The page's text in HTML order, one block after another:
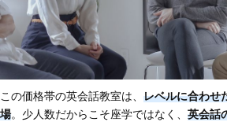
この価格帯の英会話教室は、 レベルに合わせ
場。少人数だからこそ座学ではなく、 英会話